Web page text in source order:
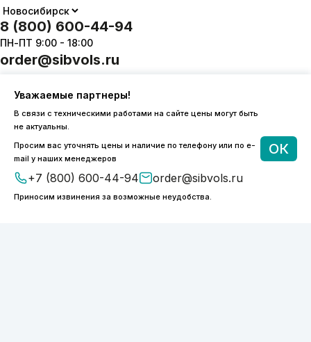
Уважаемые партнеры!
В связи с техническими работами на сайте цены могут быть
не актуальны.
Просим вас уточнять цены и наличие по телефону или по e-
mail у наших менеджеров
+7 (800) 600-44-94 order@sibvols.ru
Приносим извинения за возможные неудобства.
ОК
8 (800) 600-44-94
ПН-ПТ 9:00 - 18:00
order@sibvols.ru
Подписаться